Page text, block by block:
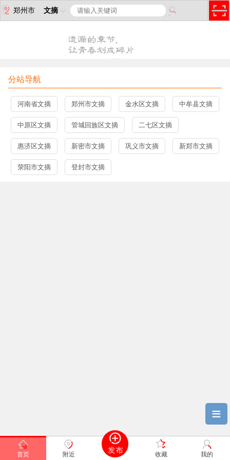
郑州市 文摘
首页 附近 收藏 我的
分站导航
≡
河南省文摘 郑州市文摘 金水区文摘 中牟县文摘
中原区文摘 管城回族区文摘 二七区文摘
惠济区文摘 新密市文摘 巩义市文摘 新郑市文摘
荥阳市文摘 登封市文摘